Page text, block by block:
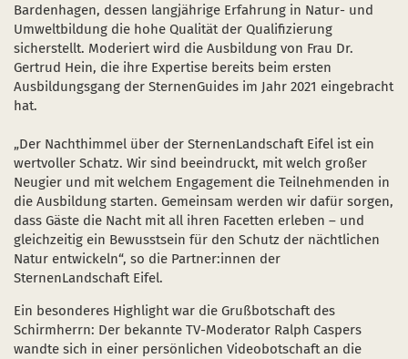
Bardenhagen, dessen langjährige Erfahrung in Natur- und
Umweltbildung die hohe Qualität der Qualifizierung
sicherstellt. Moderiert wird die Ausbildung von Frau Dr.
Gertrud Hein, die ihre Expertise bereits beim ersten
Ausbildungsgang der SternenGuides im Jahr 2021 eingebracht
hat.
„Der Nachthimmel über der SternenLandschaft Eifel ist ein
wertvoller Schatz. Wir sind beeindruckt, mit welch großer
Neugier und mit welchem Engagement die Teilnehmenden in
die Ausbildung starten. Gemeinsam werden wir dafür sorgen,
dass Gäste die Nacht mit all ihren Facetten erleben – und
gleichzeitig ein Bewusstsein für den Schutz der nächtlichen
Natur entwickeln“, so die Partner:innen der
SternenLandschaft Eifel.
Ein besonderes Highlight war die Grußbotschaft des
Schirmherrn: Der bekannte TV-Moderator Ralph Caspers
wandte sich in einer persönlichen Videobotschaft an die